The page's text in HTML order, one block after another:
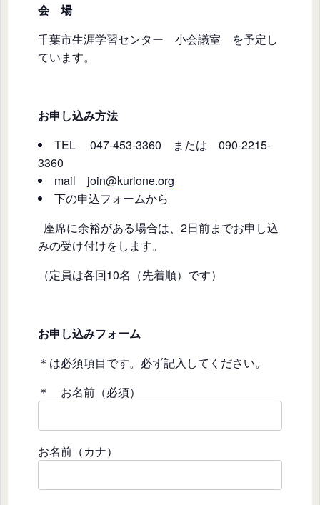
会 場
千葉市生涯学習センター 小会議室 を予定し
ています。
お申し込み方法
TEL 047-453-3360 または 090-2215-
3360
mail join@kurione.org
下の申込フォームから
座席に余裕がある場合は、2日前までお申し込
みの受け付けをします。
（定員は各回10名（先着順）です）
お申し込みフォーム
＊は必須項目です。必ず記入してください。
＊ お名前（必須）
お名前（カナ）